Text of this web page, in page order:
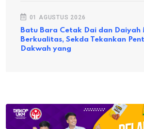
01 AGUSTUS 2026
Batu Bara Cetak Dai dan Daiyah
Berkualitas, Sekda Tekankan
Dakwah yang